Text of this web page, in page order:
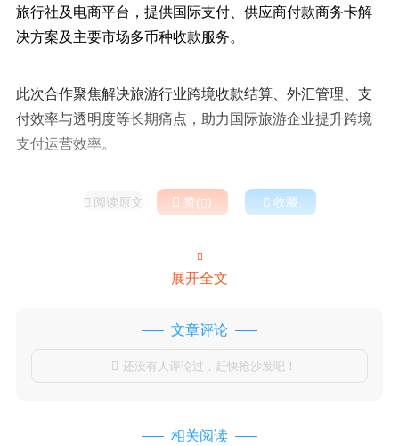
旅行社及电商平台，提供国际支付、供应商付款商务卡解
决方案及主要市场多币种收款服务。
此次合作聚焦解决旅游行业跨境收款结算、外汇管理、支
付效率与透明度等长期痛点，助力国际旅游企业提升跨境
支付运营效率。
 阅读原文  赞()  收藏

展开全文
文章评论
 还没有人评论过，赶快抢沙发吧！
相关阅读